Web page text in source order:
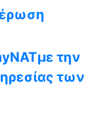
την
των